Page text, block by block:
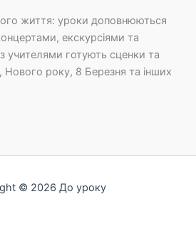
життя: уроки доповнюються
екскурсіями та
учителями готують сценки та
року, 8 Березня та інших
© 2026 До уроку